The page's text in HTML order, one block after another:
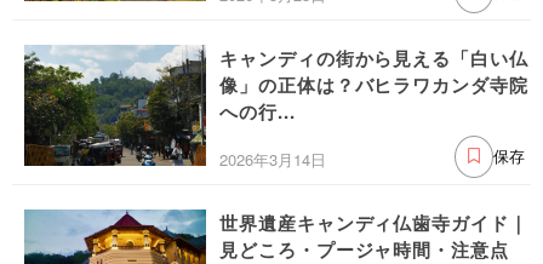
キャンディの街から見える「白い仏
像」の正体は？バヒラワカンダ寺院
への行...
2026年3月14日 保存
世界遺産キャンディ仏歯寺ガイド｜
見どころ・プージャ時間・注意点